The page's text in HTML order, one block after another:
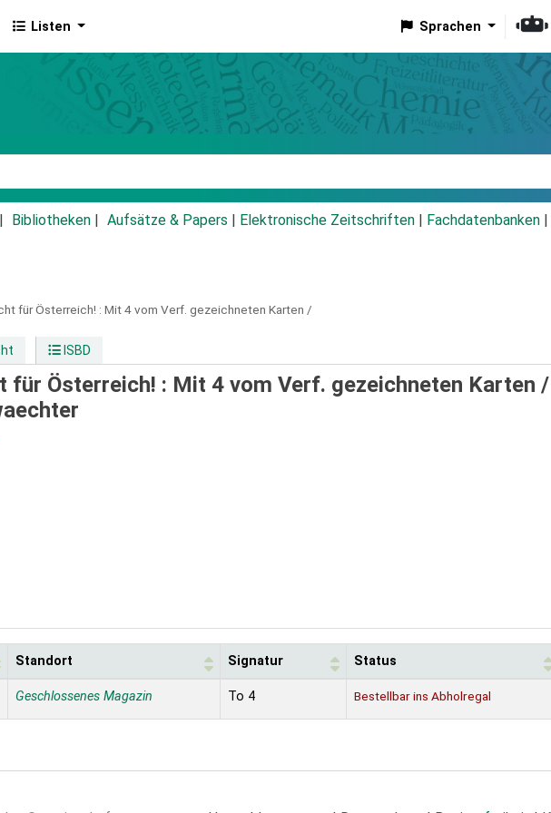
Listen Sprachen
Bibliotheken Aufsätze & Papers Elektronische Zeitschriften Fachdatenbanken
für Österreich! : Mit 4 vom Verf. gezeichneten Karten /
ISBD
für Österreich! : Mit 4 vom Verf. gezeichneten Karten /
Standort Signatur Status
Geschlossenes Magazin To 4 Bestellbar ins Abholregal